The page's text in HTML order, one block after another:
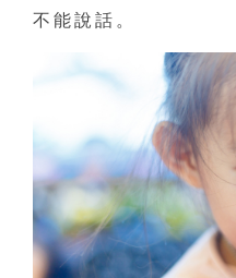
不能說話。